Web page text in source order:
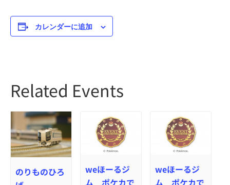
カレンダーに追加
Related Events
のりものひろ
weほーるジ
ム ポケカで
weほーるジ
ム ポケカで